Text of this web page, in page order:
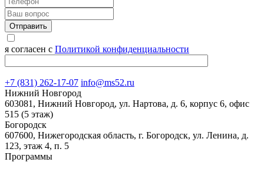
Отправить
я согласен с Политикой конфиденциальности
+7 (831) 262-17-07 info@ms52.ru
Нижний Новгород
603081, Нижний Новгород, ул. Нартова, д. 6, корпус 6, офис
515 (5 этаж)
Богородск
607600, Нижегородская область, г. Богородск, ул. Ленина, д.
123, этаж 4, п. 5
Программы